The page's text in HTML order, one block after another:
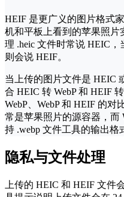
HEIF 是更广义的图片格式
机和平板上看到的苹果照片
理 .heic 文件时常说 HEIC
则会说 HEIF。
当上传的图片文件是 HEIC
合 HEIC 转 WebP 和 HEIF
WebP、WebP 和 HEIF 的
常是苹果照片的源容器，而
持 .webp 文件工具的输出格
隐私与文件处理
上传的 HEIC 和 HEIF 文件